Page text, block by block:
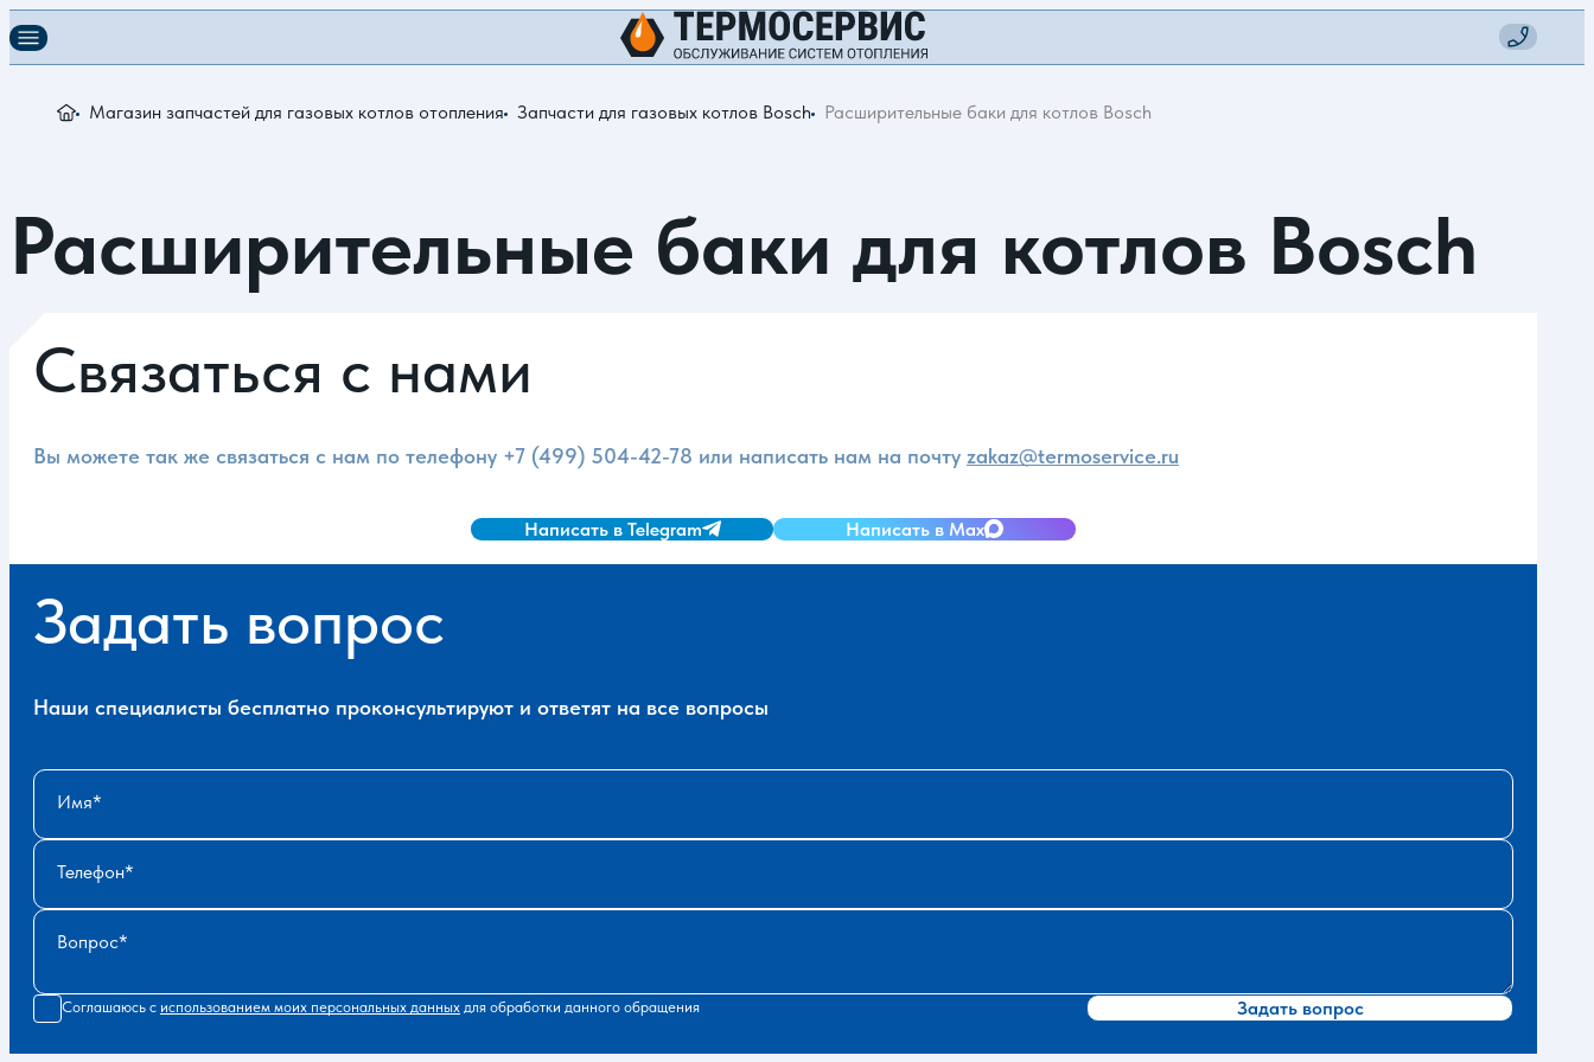
Магазин запчастей для газовых котлов отопления Запчасти для газовых котлов Bosch Расширительные баки для котлов Bosch
Расширительные баки для котлов Bosch
Связаться с нами
Вы можете так же связаться с нам по телефону +7 (499) 504-42-78 или написать нам на почту zakaz@termoservice.ru
Написать в Telegram Написать в Max
Задать вопрос
Наши специалисты бесплатно проконсультируют и ответят на все вопросы
Имя
Телефон
Вопрос
Соглашаюсь с использованием моих персональных данных для обработки данного обращения Задать вопрос